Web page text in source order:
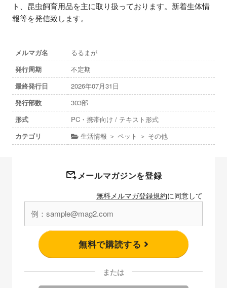
ト、昆虫飼育用品を主に取り扱っております。新着生体情
報等を発信致します。
メルマガ名
るるまが
発行周期
不定期
最終発行日
2026年07月31日
発行部数
303部
形式
PC・携帯向け / テキスト形式
カテゴリ
生活情報 ＞ ペット ＞ その他
メールマガジンを登録
無料メルマガ登録規約に同意して
無料で購読する
または